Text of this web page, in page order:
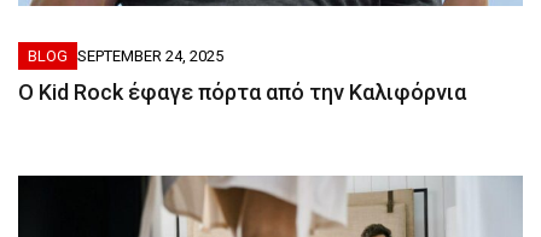
BLOG SEPTEMBER 24, 2025
Ο Kid Rock έφαγε πόρτα από την Καλιφόρνια